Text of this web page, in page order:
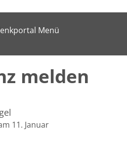
Menü
melden
11. Januar